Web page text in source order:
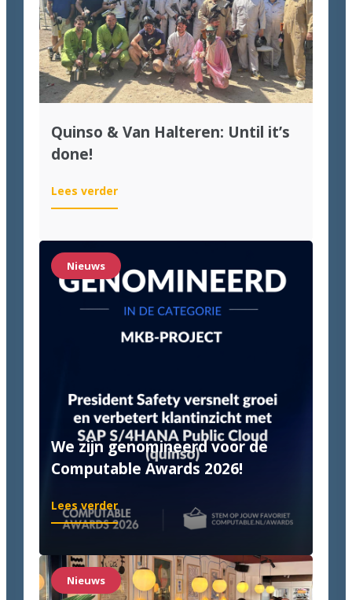
Quinso & Van Halteren: Until it’s
done!
Lees verder:
Quinso
Van
Halteren:
Until
it’s
done!
Nieuws
We zijn genomineerd voor de
Computable Awards 2026!
Lees verder:
We
genomineerd
voor
de
Nieuws